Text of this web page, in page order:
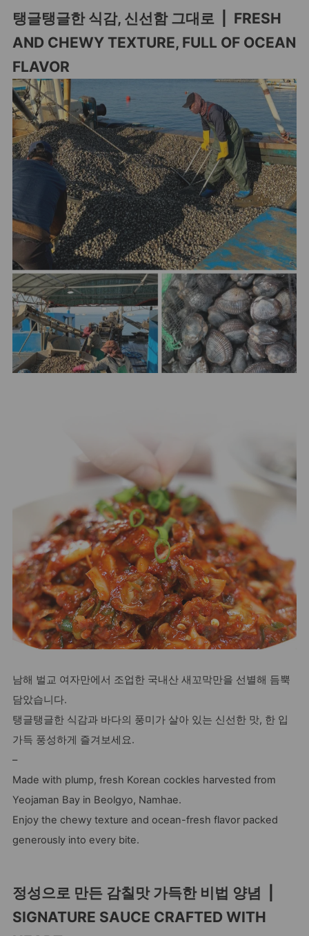
탱글탱글한 식감, 신선함 그대로 | FRESH
AND CHEWY TEXTURE, FULL OF OCEAN
FLAVOR
남해 벌교 여자만에서 조업한 국내산 새꼬막만을 선별해 듬뿍
담았습니다.
탱글탱글한 식감과 바다의 풍미가 살아 있는 신선한 맛, 한 입
가득 풍성하게 즐겨보세요.
–
Made with plump, fresh Korean cockles harvested from
Yeojaman Bay in Beolgyo, Namhae.
Enjoy the chewy texture and ocean-fresh flavor packed
generously into every bite.
정성으로 만든 감칠맛 가득한 비법 양념 |
SIGNATURE SAUCE CRAFTED WITH